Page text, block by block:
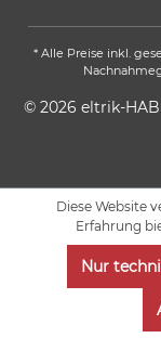
* Alle Preise inkl.
© 2026 eltrik-
Diese Website
Erfahrung
Nur